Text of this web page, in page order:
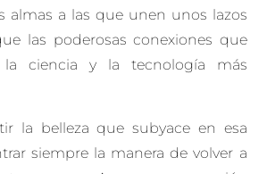
almas a las que unen unos lazos
las poderosas conexiones que
la ciencia y la tecnología más
la belleza que subyace en esa
siempre la manera de volver a